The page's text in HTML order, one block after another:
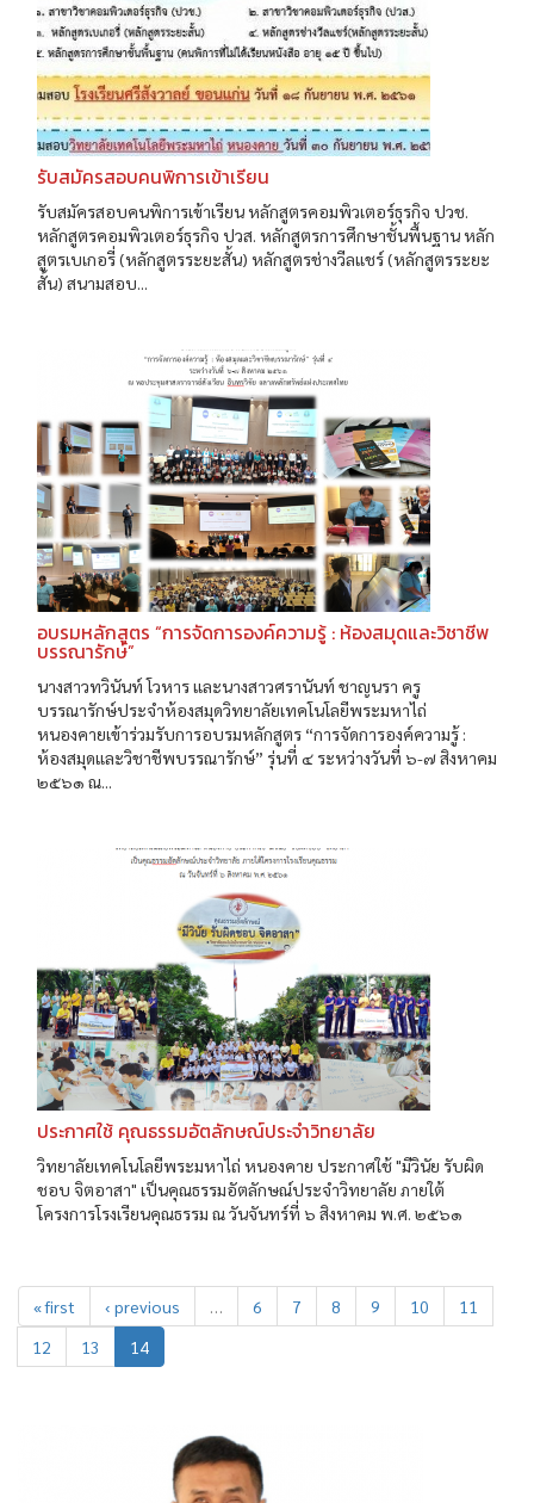
รับสมัครสอบคนพิการเข้าเรียน
รับสมัครสอบคนพิการเข้าเรียน หลักสูตรคอมพิวเตอร์ธุรกิจ ปวช.
หลักสูตรคอมพิวเตอร์ธุรกิจ ปวส. หลักสูตรการศึกษาชั้นพื้นฐาน หลัก
สูตรเบเกอรี่ (หลักสูตรระยะสั้น) หลักสูตรช่างวีลแชร์ (หลักสูตรระยะ
สั้น) สนามสอบ...
อบรมหลักสูตร “การจัดการองค์ความรู้ : ห้องสมุดและวิชาชีพ
บรรณารักษ์”
นางสาวทวินันท์ โวหาร และนางสาวศรานันท์ ชาญนรา ครู
บรรณารักษ์ประจำห้องสมุดวิทยาลัยเทคโนโลยีพระมหาไถ่
หนองคายเข้าร่วมรับการอบรมหลักสูตร “การจัดการองค์ความรู้ :
ห้องสมุดและวิชาชีพบรรณารักษ์” รุ่นที่ ๔ ระหว่างวันที่ ๖-๗ สิงหาคม
๒๕๖๑ ณ...
ประกาศใช้ คุณธรรมอัตลักษณ์ประจำวิทยาลัย
วิทยาลัยเทคโนโลยีพระมหาไถ่ หนองคาย ประกาศใช้ "มีวินัย รับผิด
ชอบ จิตอาสา" เป็นคุณธรรมอัตลักษณ์ประจำวิทยาลัย ภายใต้
โครงการโรงเรียนคุณธรรม ณ วันจันทร์ที่ ๖ สิงหาคม พ.ศ. ๒๕๖๑
« first ‹ previous … 6 7 8 9 10
11
12
13 14